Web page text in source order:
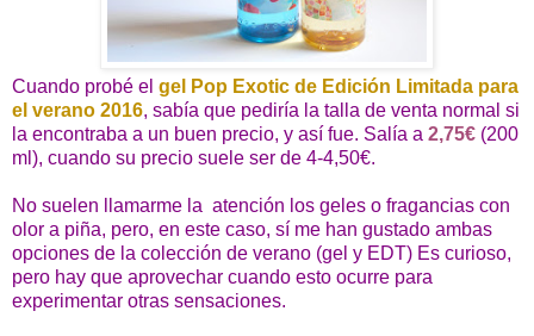
Cuando probé el gel Pop Exotic de Edición Limitada para
el verano 2016, sabía que pediría la talla de venta normal si
la encontraba a un buen precio, y así fue. Salía a 2,75€ (200
ml), cuando su precio suele ser de 4-4,50€.
No suelen llamarme la atención los geles o fragancias con
olor a piña, pero, en este caso, sí me han gustado ambas
opciones de la colección de verano (gel y EDT) Es curioso,
pero hay que aprovechar cuando esto ocurre para
experimentar otras sensaciones.